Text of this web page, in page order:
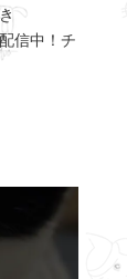
信中！チ